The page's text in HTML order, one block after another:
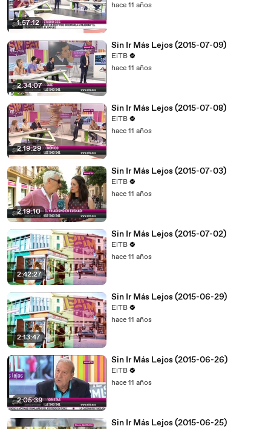
1:57:12
hace 11 años
2:34:07
Sin Ir Más Lejos (2015-07-09)
EiTB
hace 11 años
2:19:29
Sin Ir Más Lejos (2015-07-08)
EiTB
hace 11 años
2:19:10
Sin Ir Más Lejos (2015-07-03)
EiTB
hace 11 años
2:42:27
Sin Ir Más Lejos (2015-07-02)
EiTB
hace 11 años
2:13:47
Sin Ir Más Lejos (2015-06-29)
EiTB
hace 11 años
2:05:39
Sin Ir Más Lejos (2015-06-26)
EiTB
hace 11 años
Sin Ir Más Lejos (2015-06-25)